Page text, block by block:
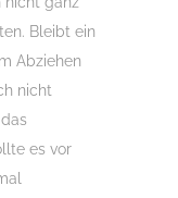
Bleibt ein
Abziehen
nicht
es vor